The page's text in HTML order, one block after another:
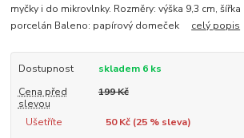
myčky i do mikrovlnky. Rozměry: výška 9,3 cm,
porcelán Baleno: papírový domeček celý popis
Dostupnost
skladem 6 ks
Cena před
slevou
199 Kč
Ušetříte 50 Kč (25% sleva)